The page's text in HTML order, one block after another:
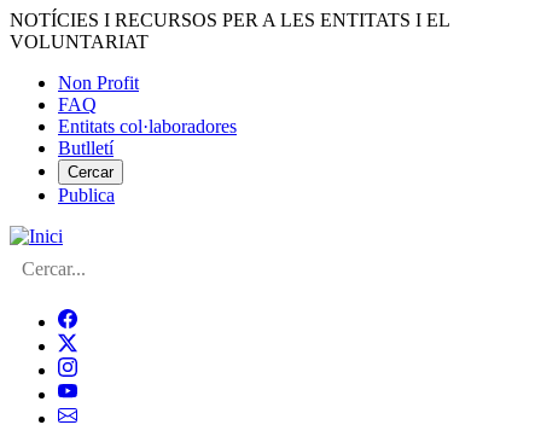
Vés
al
NOTÍCIES I RECURSOS PER A LES ENTITATS I EL
VOLUNTARIAT
Menú
del
compte
d'usuari
Non Profit
FAQ
Entitats col·laboradores
Butlletí
Cercar
Publica
Cerca